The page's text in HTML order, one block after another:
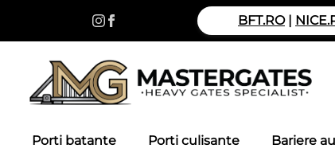
BFT.RO|
Porti batante Porti culisante Bariere